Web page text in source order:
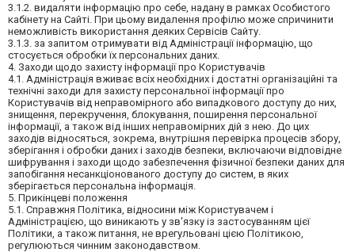
3.1.2. видаляти інформацію про себе, надану в рамках Особистого
кабінету на Сайті. При цьому видалення профілю може спричинити
неможливість використання деяких Сервісів Сайту.
3.1.3. за запитом отримувати від Адміністрації інформацію, що
стосується обробки їх персональних даних.
4. Заходи щодо захисту інформації про Користувачів
4.1. Адміністрація вживає всіх необхідних і достатні організаційні та
технічні заходи для захисту персональної інформації про
Користувачів від неправомірного або випадкового доступу до них,
знищення, перекручення, блокування, поширення персональної
інформації, а також від інших неправомірних дій з нею. До цих
заходів відносяться, зокрема, внутрішня перевірка процесів збору,
зберігання і обробки даних і заходів безпеки, включаючи відповідне
шифрування і заходи щодо забезпечення фізичної безпеки даних для
запобігання несанкціонованого доступу до систем, в яких
зберігається персональна інформація.
5. Прикінцеві положення
5.1. Справжня Політика, відносини між Користувачем і
Адміністрацією, що виникають у зв'язку із застосуванням цієї
Політики, а також питання, не врегульовані цією Політикою,
регулюються чинним законодавством.